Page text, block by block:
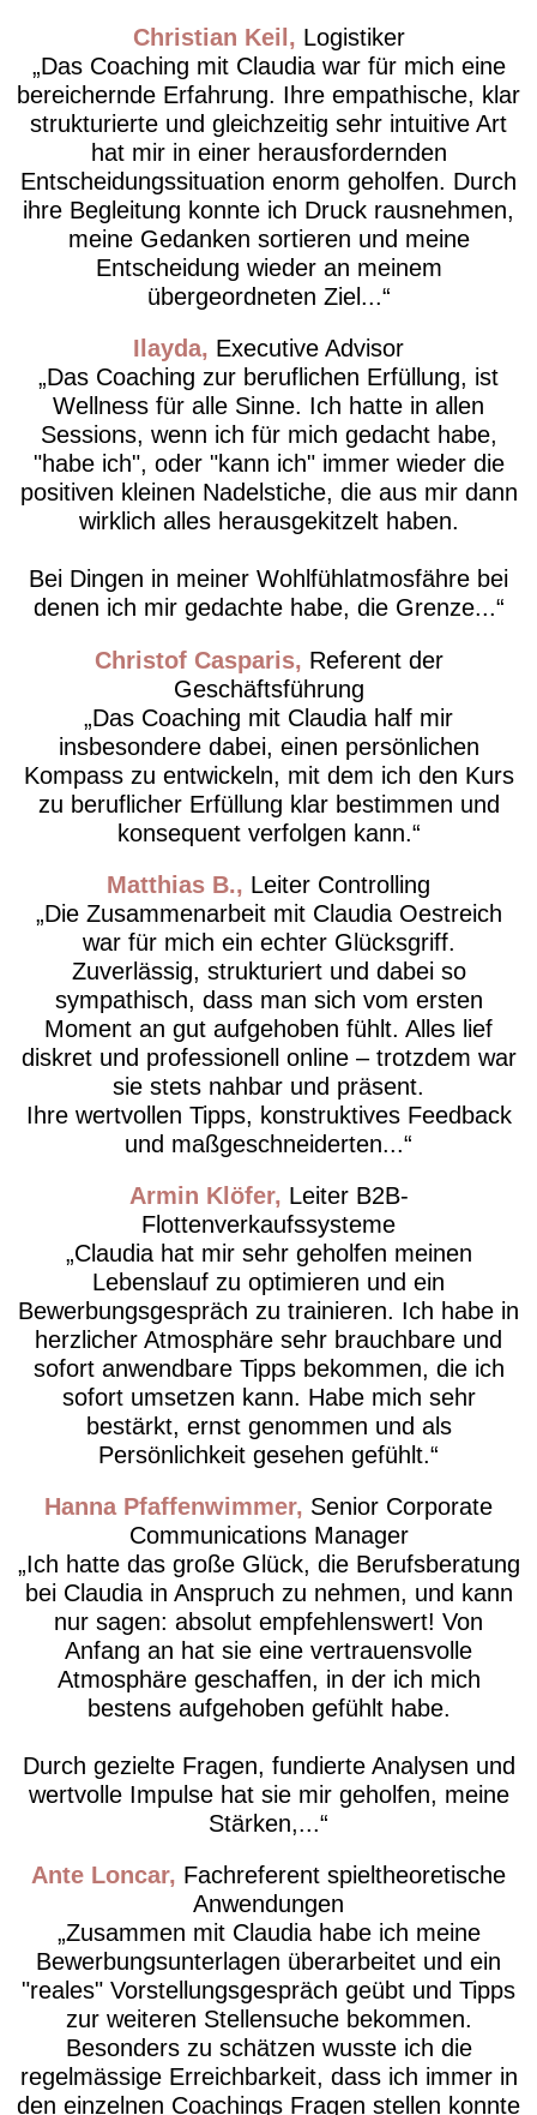
Christian Keil
Logistiker
Das Coaching mit Claudia war für mich eine
bereichernde Erfahrung. Ihre empathische, klar
strukturierte und gleichzeitig sehr intuitive Art
hat mir in einer herausfordernden
Entscheidungssituation enorm geholfen. Durch
ihre Begleitung konnte ich Druck rausnehmen,
meine Gedanken sortieren und meine
Entscheidung wieder an meinem
übergeordneten Ziel...
Ilayda Executive Advisor
Das Coaching zur beruflichen Erfüllung, ist
Wellness für alle Sinne. Ich hatte in allen
Sessions, wenn ich für mich gedacht habe,
"habe ich", oder "kann ich" immer wieder die
positiven kleinen Nadelstiche, die aus mir dann
wirklich alles herausgekitzelt haben.
Bei Dingen in meiner Wohlfühlatmosfähre bei
denen ich mir gedachte habe, die Grenze...
Christof Casparis
Referent der
Geschäftsführung
Das Coaching mit Claudia half mir
insbesondere dabei, einen persönlichen
Kompass zu entwickeln, mit dem ich den Kurs
zu beruflicher Erfüllung klar bestimmen und
konsequent verfolgen kann.
Matthias B.
Leiter Controlling
Die Zusammenarbeit mit Claudia Oestreich
war für mich ein echter Glücksgriff.
Zuverlässig, strukturiert und dabei so
sympathisch, dass man sich vom ersten
Moment an gut aufgehoben fühlt. Alles lief
diskret und professionell online – trotzdem war
sie stets nahbar und präsent.
Ihre wertvollen Tipps, konstruktives Feedback
und maßgeschneiderten...
Armin Klöfer
Leiter B2B-
Flottenverkaufssysteme
Claudia hat mir sehr geholfen meinen
Lebenslauf zu optimieren und ein
Bewerbungsgespräch zu trainieren. Ich habe in
herzlicher Atmosphäre sehr brauchbare und
sofort anwendbare Tipps bekommen, die ich
sofort umsetzen kann. Habe mich sehr
bestärkt, ernst genommen und als
Persönlichkeit gesehen gefühlt.
Hanna Pfaffenwimmer Senior Corporate
Communications Manager
Ich hatte das große Glück, die Berufsberatung
bei Claudia in Anspruch zu nehmen, und kann
nur sagen: absolut empfehlenswert! Von
Anfang an hat sie eine vertrauensvolle
Atmosphäre geschaffen, in der ich mich
bestens aufgehoben gefühlt habe.
Durch gezielte Fragen, fundierte Analysen und
wertvolle Impulse hat sie mir geholfen, meine
Stärken,...
Ante Loncar Fachreferent spieltheoretische
Anwendungen
Zusammen mit Claudia habe ich meine
Bewerbungsunterlagen überarbeitet und ein
"reales" Vorstellungsgespräch geübt und Tipps
zur weiteren Stellensuche bekommen.
Besonders zu schätzen wusste ich die
regelmässige Erreichbarkeit, dass ich immer in
den einzelnen Coachings Fragen stellen konnte